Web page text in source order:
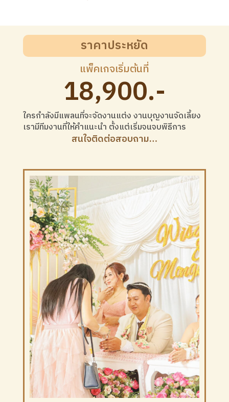
ราคาประหยัด
แพ็คเกจเริ่มต้นที่
18,900.-
ใครกำลังมีแพลนที่จะจัดงานแต่ง งานบุญงานจัดเลี้ยง
เรามีทีมงานที่ให้คำแนะนำ ตั้งแต่เริ่มจนจบพิธีการ
สนใจติดต่อสอบถาม…